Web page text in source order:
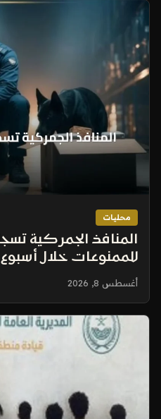
محليات
للممنوعات خلال أسبوع
أغسطس 8, 2026